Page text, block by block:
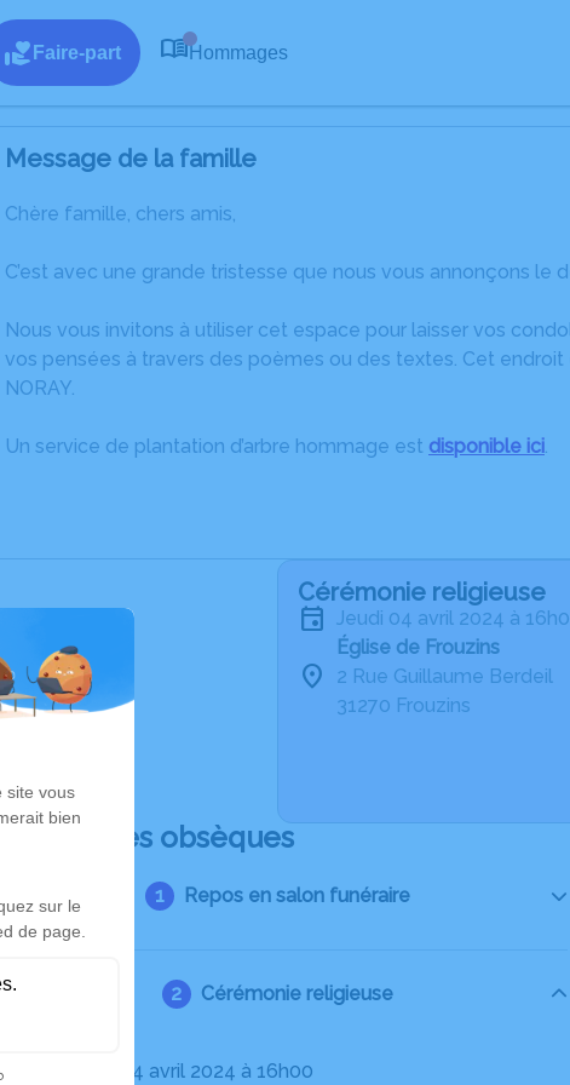
Faire-part Hommages
Message de la famille
Chère famille, chers amis,
C’est avec une grande tristesse que nous vous annonçons le
Nous vous invitons à utiliser cet espace pour laisser vos
vos pensées à travers des poèmes ou des textes. Cet
NORAY.
Un service de plantation d’arbre hommage est disponible ici.
Cérémonie religieuse
jeudi 04 avril 2024 à
Église de Frouzins
2 Rue Guillaume Berdeil
31270 Frouzins
Déroulé des obsèques
Repos en salon funéraire
Cérémonie religieuse
Le jeudi 04 avril 2024 à 16h00